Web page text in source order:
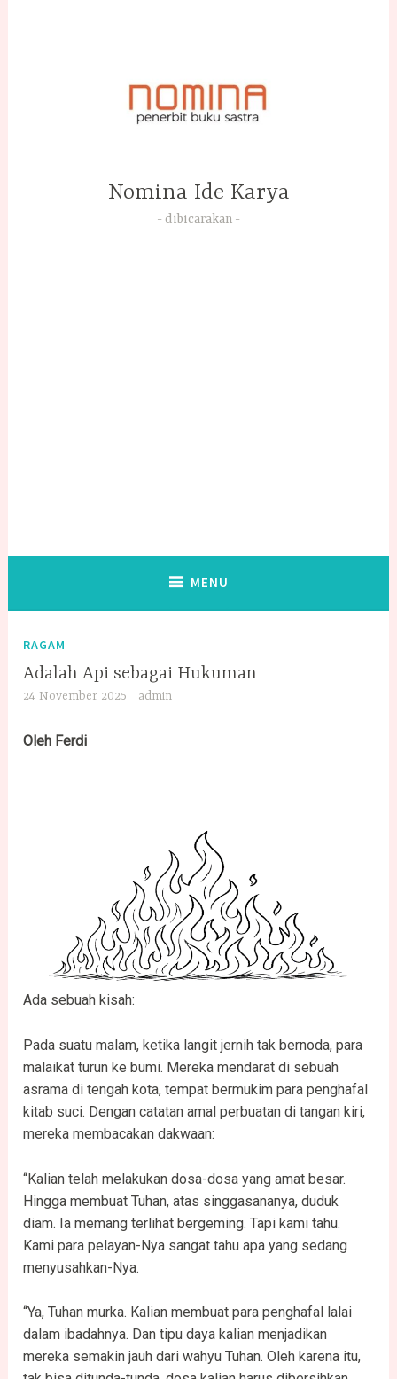
Nomina Ide Karya
dibicarakan
MENU
RAGAM
Adalah Api sebagai Hukuman
24 November 2025 admin
Oleh Ferdi
Ada sebuah kisah:
Pada suatu malam, ketika langit jernih tak bernoda, para
malaikat turun ke bumi. Mereka mendarat di sebuah
asrama di tengah kota, tempat bermukim para penghafal
kitab suci. Dengan catatan amal perbuatan di tangan kiri,
mereka membacakan dakwaan:
“Kalian telah melakukan dosa-dosa yang amat besar.
Hingga membuat Tuhan, atas singgasananya, duduk
diam. Ia memang terlihat bergeming. Tapi kami tahu.
Kami para pelayan-Nya sangat tahu apa yang sedang
menyusahkan-Nya.
“Ya, Tuhan murka. Kalian membuat para penghafal lalai
dalam ibadahnya. Dan tipu daya kalian menjadikan
mereka semakin jauh dari wahyu Tuhan. Oleh karena itu,